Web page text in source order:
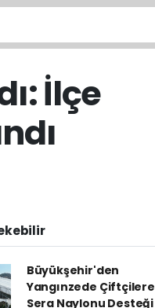
İlçe
Büyükşehir'den
Yangınzede Çiftçilere
Sera Naylonu Desteği